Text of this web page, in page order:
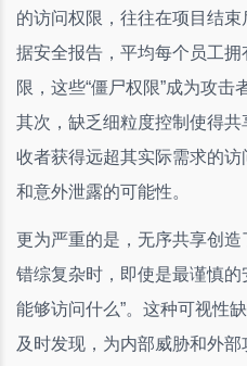
的访问权限，往往在项目结
据安全报告，平均每个员工
限，这些“僵尸权限”成为攻击
其次，缺乏细粒度控制使得共
收者获得远超其实际需求的
和意外泄露的可能性。
更为严重的是，无序共享创
错综复杂时，即使是最谨慎的
能够访问什么”。这种可视性
及时发现，为内部威胁和外